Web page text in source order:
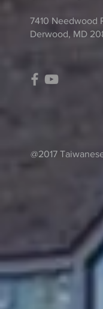
7410 Needwood
Derwood, MD
@2017